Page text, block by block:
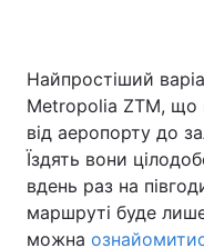
Найпростіший
Metropolia ZTM,
від аеропорту до
Їздять вони
вдень раз на
маршруті буде
можна